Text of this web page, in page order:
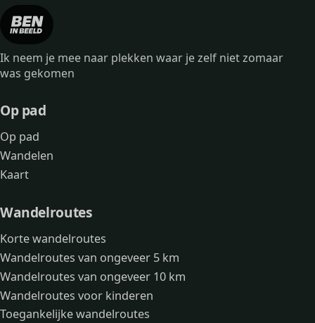
Ik neem je mee naar plekken waar je zelf niet zomaar
was gekomen
Op pad
Op pad
Wandelen
Kaart
Wandelroutes
Korte wandelroutes
Wandelroutes van ongeveer 5 km
Wandelroutes van ongeveer 10 km
Wandelroutes voor kinderen
Toegankelijke wandelroutes